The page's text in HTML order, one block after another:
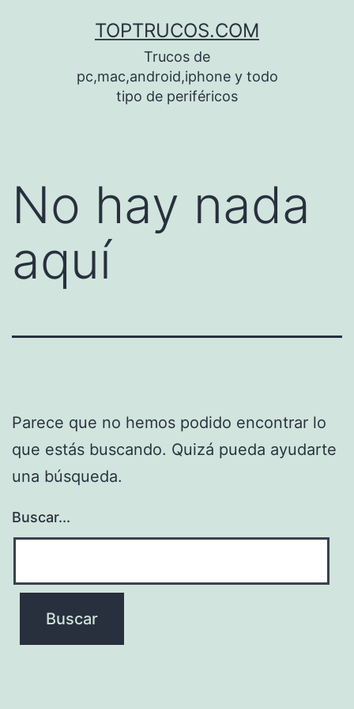
TOPTRUCOS.COM
Trucos de
pc,mac,android,iphone y todo
tipo de periféricos
No hay nada
aquí
Parece que no hemos podido encontrar lo
que estás buscando. Quizá pueda ayudarte
una búsqueda.
Buscar...